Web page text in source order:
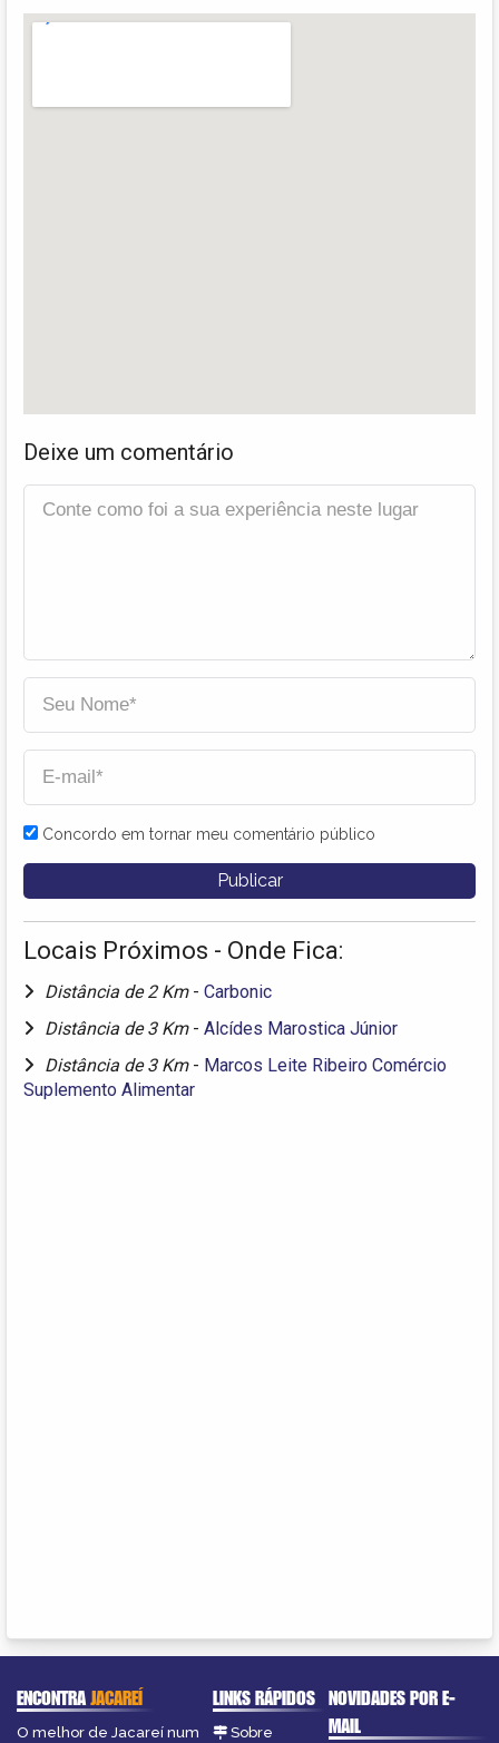
Deixe um comentário
Concordo em tornar meu comentário público
Locais Próximos - Onde Fica:
Distância de 2 Km - Carbonic
Distância de 3 Km - Alcídes Marostica Júnior
Distância de 3 Km - Marcos Leite Ribeiro Comércio
Suplemento Alimentar
ENCONTRAJACAREÍ
O melhor de Jacareí num
LINKS RÁPIDOS
Sobre
NOVIDADES POR E-
MAIL